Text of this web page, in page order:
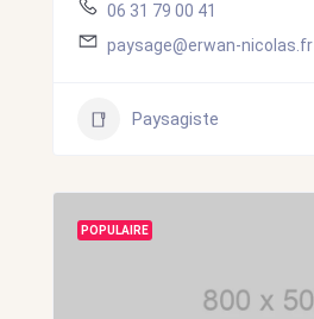
06 31 79 00 41
paysage@erwan-nicolas.fr
Paysagiste
POPULAIRE